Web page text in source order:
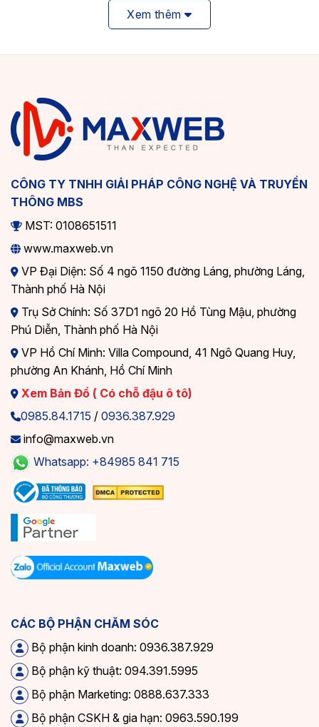
Một Website bất động sản không chỉ là nơi trưng bày
hàng. Dưới đây là những lý do chính:
Website bất động sản chuyên nghiệp giúp doanh
nghiệp xây dựng hình ảnh uy tín, đáng tin cậy.
Tiếp cận khách hàng dễ dàng: Website hoạt động
24/7, cho phép khách hàng tìm hiểu dự án bất cứ lúc
nào, ở bất cứ đâu.
Tối ưu hóa chiến lược kinh doanh: Mẫu Website Bds
tích hợp công cụ phân tích giúp doanh nghiệp hiểu rõ
hành vi khách hàng, từ đó điều chỉnh chiến lược phù
Cạnh tranh trong ngành: Trong bối cảnh nhiều doanh
hữu một mẫu Web bất động sản chất lượng là yếu tố
sống còn.
Tại sao doanh nghiệp cần Website bất động sản?
II. Tiêu chí lựa chọn mẫu website bất động
Để có một website bất động sản hiệu quả, việc lựa chọn
mẫu giao diện phù hợp là yếu tố then chốt. Dưới đây là
những tiêu chí quan trọng cần xem xét.
Giao diện hiện đại, thân thiện với người dùng
Mẫu giao diện Web bất động sản cần có thiết kế hiện đại,
Xem thêm
CÔNG TY TNHH GIẢI PHÁP CÔNG NGHỆ VÀ TRUYỀN
THÔNG MBS
MST: 0108651511
www.maxweb.vn
VP Đại Diện: Số 4 ngõ 1150 đường Láng, phường Láng,
Thành phố Hà Nội
Trụ Sở Chính: Số 37D1 ngõ 20 Hồ Tùng Mậu, phường
Phú Diễn, Thành phố Hà Nội
VP Hồ Chí Minh: Villa Compound, 41 Ngô Quang Huy,
phường An Khánh, Hồ Chí Minh
Xem Bản Đồ ( Có chỗ đậu ô tô)
0985.84.1715 / 0936.387.929
info@maxweb.vn
Whatsapp: +84985 841 715
CÁC BỘ PHẬN CHĂM SÓC
Bộ phận kinh doanh: 0936.387.929
Bộ phận kỹ thuật: 094.391.5995
Bộ phận Marketing: 0888.637.333
Bộ phận CSKH & gia hạn: 0963.590.199